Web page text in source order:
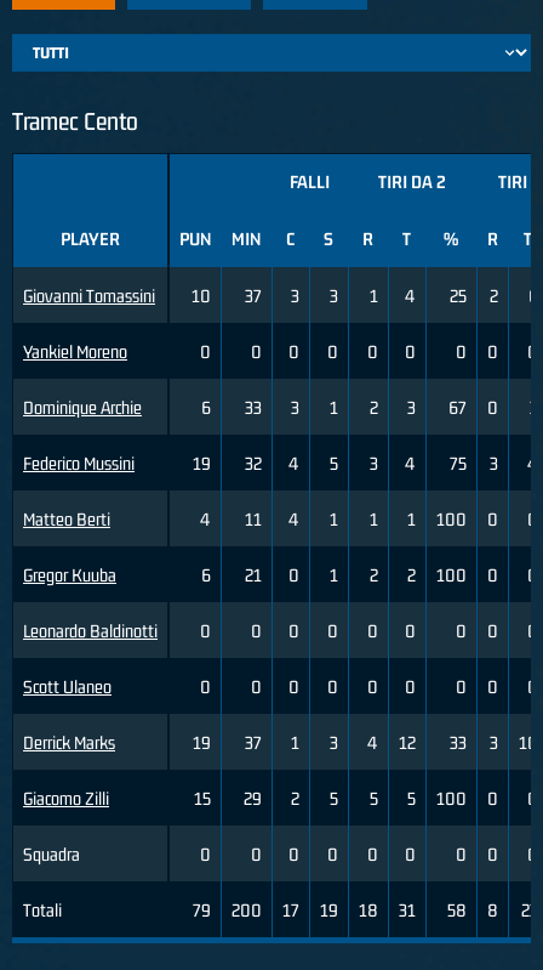
Tramec Cento
PLAYER
Giovanni Tomassini
Yankiel Moreno
Dominique Archie
Federico Mussini
Matteo Berti
Gregor Kuuba
Leonardo Baldinotti
Scott Ulaneo
Derrick Marks
Giacomo Zilli
Squadra
Totali
FALLI TIRI DA 2 TIRI
PUN MIN C S R T % R T
10 37 3 3 1 4 25 2 6
0 0 0 0 0 0 0 0 0
6 33 3 1 2 3 67 0 3
19 32 4 5 3 4 75 3 4
4 11 4 1 1 1 100 0 0
6 21 0 1 2 2 100 0 0
0 0 0 0 0 0 0 0 0
0 0 0 0 0 0 0 0 0
19 37 1 3 4 12 33 3 10
15 29 2 5 5 5 100 0 0
0 0 0 0 0 0 0 0 0
79 200 17 19 18 31 58 8 23